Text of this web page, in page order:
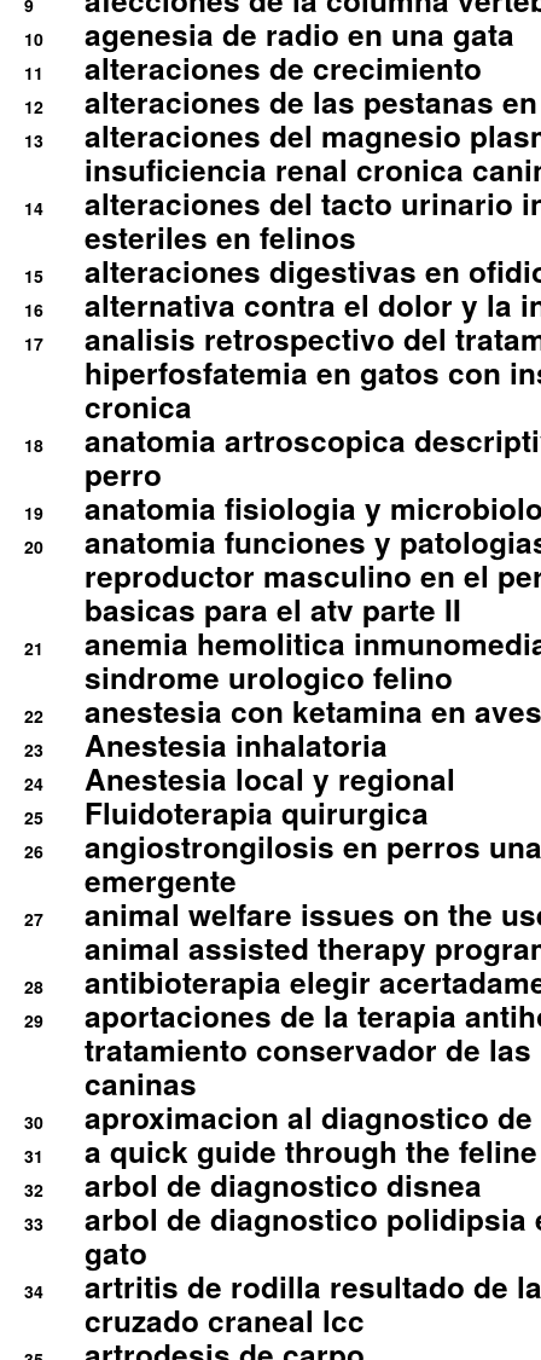
9
10 agenesia de radio en una gata
11 alteraciones de crecimiento
12 alteraciones de las pestanas
13
alteraciones del magnesio
insuficiencia renal cronica
14
alteraciones del tacto urinario
esteriles en felinos
15 alteraciones digestivas en
16 alternativa contra el dolor y la
17
analisis retrospectivo del
hiperfosfatemia en gatos con
cronica
18
anatomia artroscopica
perro
19 anatomia fisiologia y
20
anatomia funciones y
reproductor masculino en el
basicas para el atv parte II
21
anemia hemolitica
sindrome urologico felino
22 anestesia con ketamina en
23 Anestesia inhalatoria
24 Anestesia local y regional
25 Fluidoterapia quirurgica
26
angiostrongilosis en perros
emergente
27
animal welfare issues on the
animal assisted therapy
28 antibioterapia elegir
29
aportaciones de la terapia
tratamiento conservador de
caninas
30 aproximacion al diagnostico
31 a quick guide through the
32 arbol de diagnostico disnea
33
arbol de diagnostico polidipsia
gato
34
artritis de rodilla resultado de
cruzado craneal lcc